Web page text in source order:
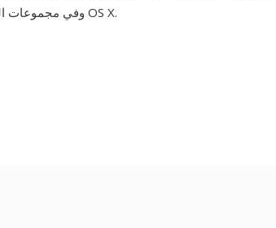
macOS وفي مجموعات الخطوط القادمة من حقبة OS X.